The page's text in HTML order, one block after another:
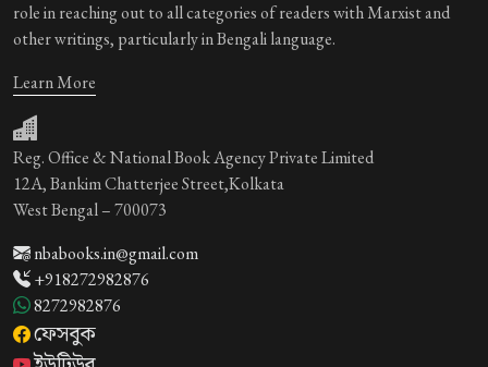
role in reaching out to all categories of readers with Marxist and
other writings, particularly in Bengali language.
Learn More
Reg. Office & National Book Agency Private Limited
12A, Bankim Chatterjee Street,Kolkata
West Bengal – 700073
nbabooks.in@gmail.com
+918272982876
8272982876
ফেসবুক